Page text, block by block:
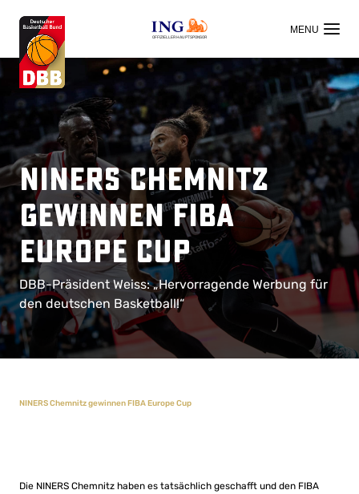
OFFIZIELLER HAUPTSPONSOR
NINERS Chemnitz
gewinnen FIBA
Europe Cup
DBB-Präsident Weiss: „Hervorragende Werbung für
den deutschen Basketball!“
NINERS Chemnitz gewinnen FIBA Europe Cup
Die NINERS Chemnitz haben es tatsächlich geschafft und den FIBA